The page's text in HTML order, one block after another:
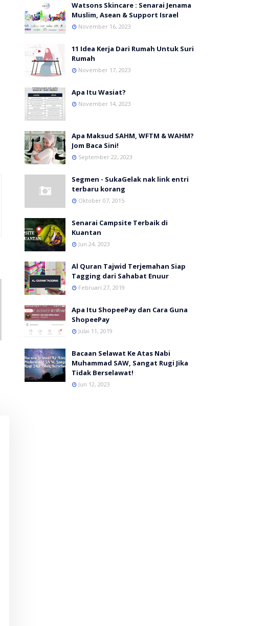
Watsons Skincare : Senarai Jenama
Muslim, Asean & Support Israel
November 16, 2023
11 Idea Kerja Dari Rumah Untuk Suri
Rumah
November 17, 2023
Apa Itu Wasiat?
November 14, 2023
Apa Maksud SAHM, WFTM & WAHM?
Jom Baca Sini!
September 22, 2023
Segmen - SukaGelak nak link entri
terbaru korang
Oktober 07, 2015
Senarai Campsite Terbaik di
Kuantan
Jun 24, 2023
Al Quran Tajwid Terjemahan Siap
Tagging dari Sahabat Enuur
Februari 27, 2019
Apa Itu ShopeePay dan Cara Guna
ShopeePay
Julai 11, 2019
Bacaan Selawat Ke Atas Nabi
Muhammad SAW, Sangat Rugi Jika
Tidak Berselawat!
Jun 12, 2023